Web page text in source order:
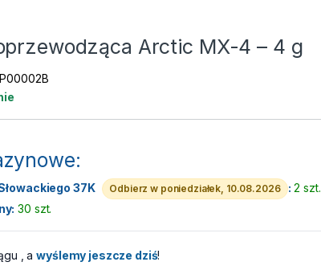
Arctic MX-4 – 4 g
37K Odbierz w poniedziałek, 10.08.2026 : 2 szt.
30 szt.
, awyślemy jeszcze dziś!